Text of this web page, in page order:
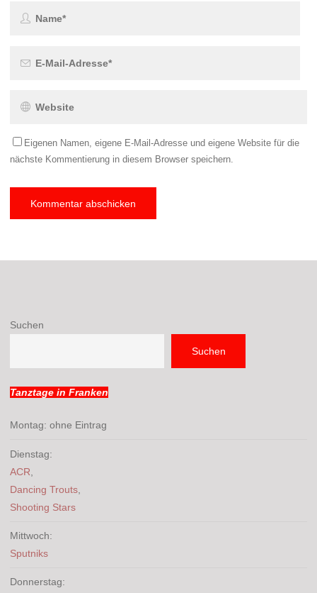
Eigenen Namen, eigene E-Mail-Adresse und eigene Website für die
nächste Kommentierung in diesem Browser speichern.
Suchen
Suchen
Tanztage in Franken
Montag: ohne Eintrag
Dienstag:
ACR
Dancing Trouts
Shooting Stars
Mittwoch:
Sputniks
Donnerstag: